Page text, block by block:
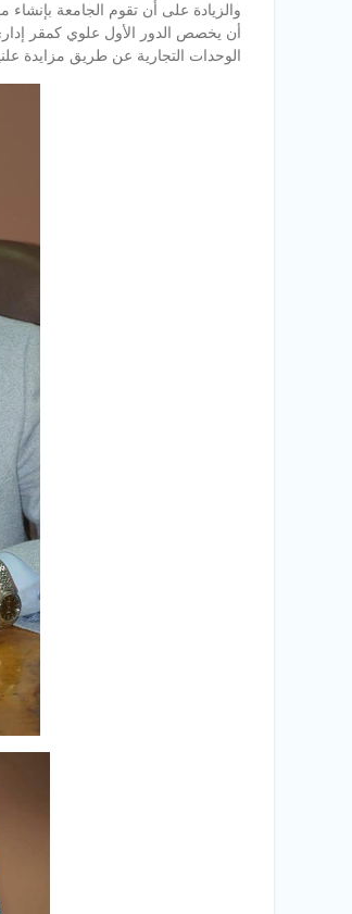
أن يخصص الدور الأول علوي كمقر إداري
الوحدات التجارية عن طريق مزايدة